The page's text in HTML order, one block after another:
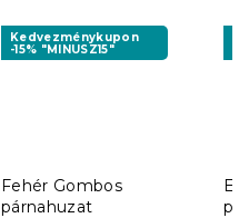
Kedvezménykupon
-15% "MINUSZ15"
Fehér Gombos
párnahuzat